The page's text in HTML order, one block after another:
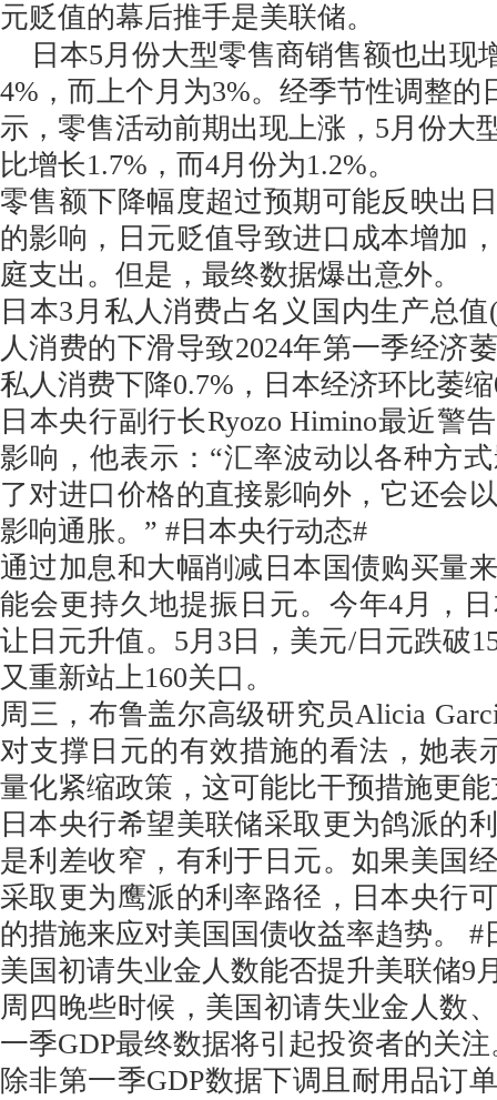
元贬值的幕后推手是美联储。
日本5月份大型零售商销售额也出现
4%，而上个月为3%。经季节性调整的
示，零售活动前期出现上涨，5月份大
比增长1.7%，而4月份为1.2%。
零售额下降幅度超过预期可能反映出
的影响，日元贬值导致进口成本增加
庭支出。但是，最终数据爆出意外。
日本3月私人消费占名义国内生产总值
人消费的下滑导致2024年第一季经济
私人消费下降0.7%，日本经济环比萎
日本央行副行长Ryozo Himino最近警
影响，他表示：“汇率波动以各种方
了对进口价格的直接影响外，它还会
影响通胀。” #日本央行动态#
通过加息和大幅削减日本国债购买量
能会更持久地提振日元。今年4月，
让日元升值。5月3日，美元/日元跌破
又重新站上160关口。
周三，布鲁盖尔高级研究员Alicia
对支撑日元的有效措施的看法，她表
量化紧缩政策，这可能比干预措施更
日本央行希望美联储采取更为鸽派的
是利差收窄，有利于日元。如果美国
采取更为鹰派的利率路径，日本央行
的措施来应对美国国债收益率趋势。 #
美国初请失业金人数能否提升美联储9
周四晚些时候，美国初请失业金人数
一季GDP最终数据将引起投资者的关注
除非第一季GDP数据下调且耐用品订